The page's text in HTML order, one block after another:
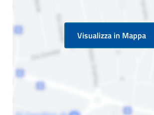
Visualizza in Mappa